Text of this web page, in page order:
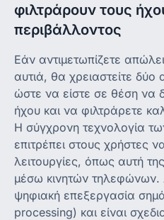
φιλτράρουν τους
περιβάλλοντος
Εάν αντιμετωπίζετε
αυτιά, θα χρειαστείτε δύο
ώστε να είστε σε θέση να
ήχου και να φιλτράρετε
Η σύγχρονη τεχνολογία
επιτρέπει στους χρήστες
λειτουργίες, όπως αυτή
μέσω κινητών τηλεφώνων.
ψηφιακή επεξεργασία
processing) και είναι